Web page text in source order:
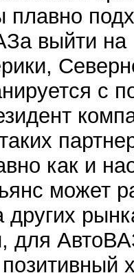
плавно
выйти
с
как и
может
других
для